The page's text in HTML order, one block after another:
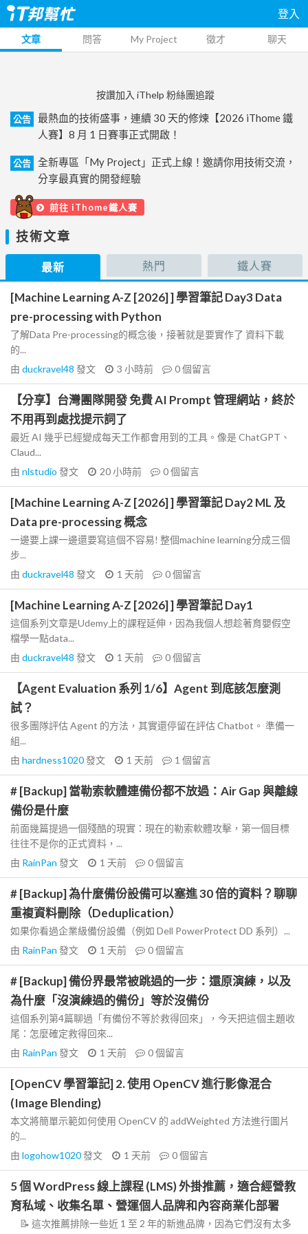
登入
文章 問答 My Project 徵才 聊天
按讚加入 iThelp 粉絲團追蹤
公告
最熱血的技術盛事，連續 30 天的修煉【2026 iThome 鐵
人賽】8 月 1 日賽事正式開啟！
公告
全新專區「My Project」正式上線！邀請你用技術交流，
分享最真實的開發經驗
前往 iThome鐵人賽
技術文章
最新 熱門 鐵人賽
[Machine Learning A-Z [2026] ] 學習筆記 Day3 Data
pre-processing with Python
了解Data Pre-processing的概念後，接著就是要實作了 資料下載
的...
由 duckravel48 發文 3 小時前 0個留言
【分享】台灣團隊開發 免費 AI Prompt 管理網站，終於
不用再到處找提示詞了
最近 AI 幾乎已經變成每天工作都會用到的工具。像是 ChatGPT、
Claud...
由 nlstudio 發文 20 小時前 0個留言
[Machine Learning A-Z [2026] ] 學習筆記 Day2 ML 及
Data pre-processing 概念
一邊要上課一邊還要寫這個不容易! 整個machine learning分成三個
步...
由 duckravel48 發文 1 天前 0個留言
[Machine Learning A-Z [2026] ] 學習筆記 Day1
這個系列文章是Udemy上的課程延伸，因為我個人想趁著育嬰假空
檔學一點data...
由 duckravel48 發文 1 天前 0個留言
【Agent Evaluation 系列 1/6】Agent 到底該怎麼測
試？
很多團隊評估 Agent 的方法，其實還停留在評估 Chatbot。 準備一
組...
由 hardness1020發文 1 天前 1 個留言
# [Backup] 當勒索軟體連備份都不放過：Air Gap 與離線
備份是什麼
前面幾篇提過一個殘酷的現實：現在的勒索軟體攻擊，第一個目標
往往不是你的正式資料，...
由 RainPan 發文 1 天前 0個留言
# [Backup] 為什麼備份設備可以塞進 30 倍的資料？聊聊
重複資料刪除（Deduplication）
如果你看過企業級備份設備（例如 Dell PowerProtect DD 系列）...
由 RainPan 發文 1 天前 0個留言
# [Backup] 備份界最常被跳過的一步：還原演練，以及
為什麼「沒演練過的備份」等於沒備份
這個系列第4篇聊過「有備份不等於救得回來」，今天把這個主題收
尾：怎麼確定救得回來...
由 RainPan 發文 1 天前 0個留言
[OpenCV 學習筆記] 2. 使用 OpenCV 進行影像混合
(Image Blending)
本文將簡單示範如何使用 OpenCV 的 addWeighted 方法進行圖片
的...
由 logohow1020發文 1 天前 0個留言
5 個 WordPress 線上課程 (LMS) 外掛推薦，適合經營教
育私域、收集名單、營運個人品牌和內容商業化部署
📝 這次推薦排除一些近 1 至 2 年的新進品牌，因為它們沒有太多